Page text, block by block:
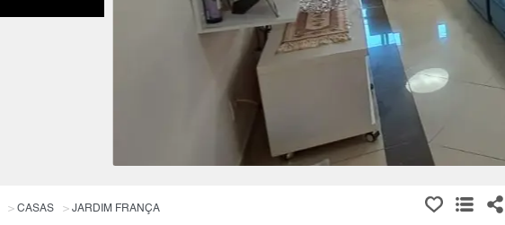
CASAS JARDIM FRANÇA